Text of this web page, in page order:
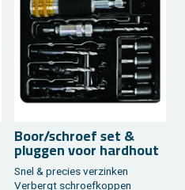
Boor/schroef set &
plug­gen voor hard­hout
Snel & pre­cies ver­zin­ken
Ver­bergt schroef­kop­pen